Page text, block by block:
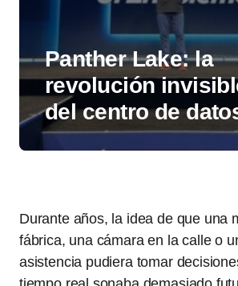
Panther Lake: la
revolución
del centro de
Durante años, la idea de que una
fábrica, una cámara en la calle o
asistencia pudiera tomar